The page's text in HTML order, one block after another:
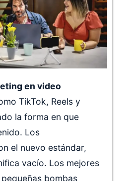
en video
TikTok, Reels y
la forma en que
Los
el nuevo estándar,
vacío. Los mejores
bombas